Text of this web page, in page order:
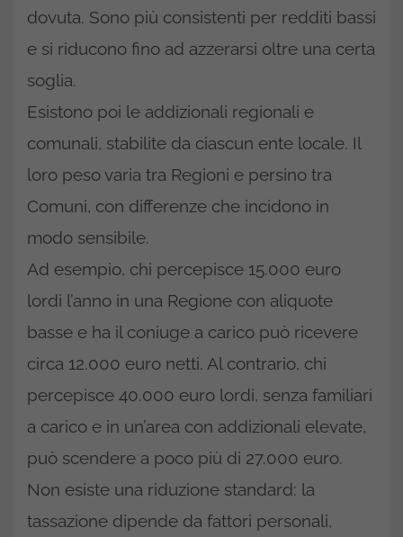
dovuta. Sono più consistenti per redditi bassi
e si riducono fino ad azzerarsi oltre una certa
soglia.
Esistono poi le addizionali regionali e
comunali, stabilite da ciascun ente locale. Il
loro peso varia tra Regioni e persino tra
Comuni, con differenze che incidono in
modo sensibile.
Ad esempio, chi percepisce 15.000 euro
lordi l’anno in una Regione con aliquote
basse e ha il coniuge a carico può ricevere
circa 12.000 euro netti. Al contrario, chi
percepisce 40.000 euro lordi, senza familiari
a carico e in un’area con addizionali elevate,
può scendere a poco più di 27.000 euro.
Non esiste una riduzione standard: la
tassazione dipende da fattori personali,